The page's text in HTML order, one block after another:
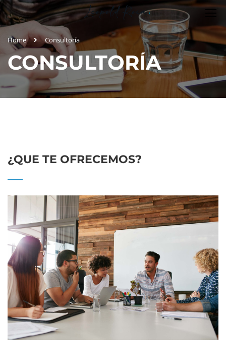
Home Consultoría
CONSULTORÍA
¿QUE TE OFRECEMOS?